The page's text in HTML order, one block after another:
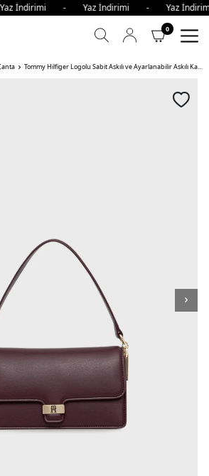
İndirimi - Yaz İndirimi - Yaz
0
Tommy Hilfiger Logolu Sabit Askılı ve Ayarlanabilir Askılı Kadın Çanta